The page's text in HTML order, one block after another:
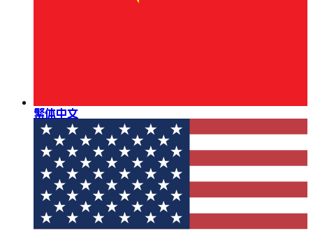
繁体中文